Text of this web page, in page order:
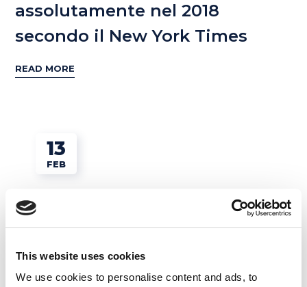
This website uses cookies
We use cookies to personalise content and ads, to
assolutamente nel 2018
secondo il New York Times
READ MORE
13
FEB